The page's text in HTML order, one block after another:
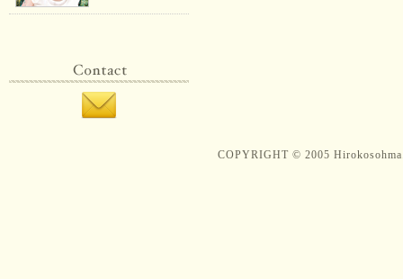
COPYRIGHT © 2005